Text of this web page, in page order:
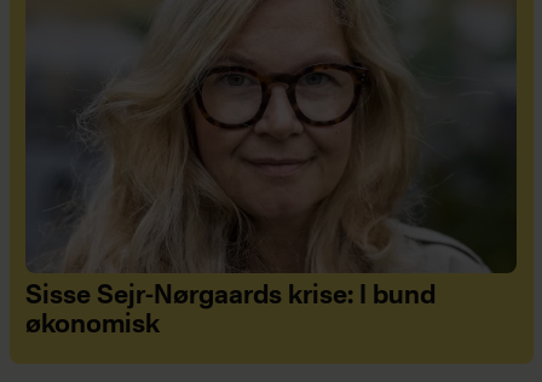
Sisse Sejr-Nørgaards krise: I bund
økonomisk